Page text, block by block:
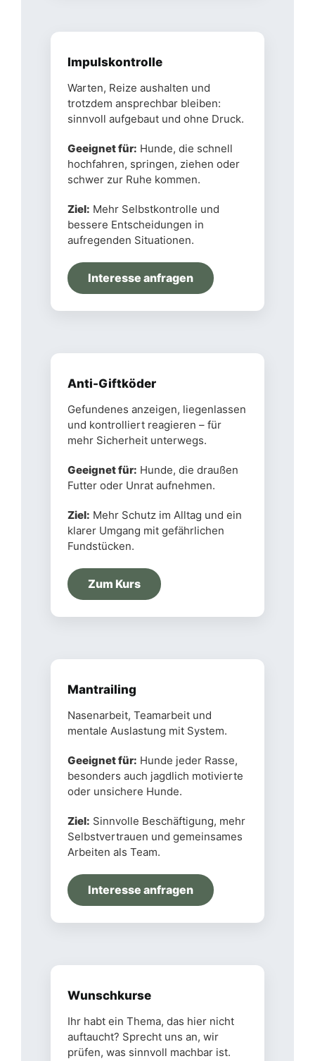
Impulskontrolle
Warten, Reize aushalten und
trotzdem ansprechbar bleiben:
sinnvoll aufgebaut und ohne Druck.
Geeignet für: Hunde, die schnell
hochfahren, springen, ziehen oder
schwer zur Ruhe kommen.
Ziel: Mehr Selbstkontrolle und
bessere Entscheidungen in
aufregenden Situationen.
Interesse anfragen
Anti-Giftköder
Gefundenes anzeigen, liegenlassen
und kontrolliert reagieren – für
mehr Sicherheit unterwegs.
Geeignet für: Hunde, die draußen
Futter oder Unrat aufnehmen.
Ziel: Mehr Schutz im Alltag und ein
klarer Umgang mit gefährlichen
Fundstücken.
Zum Kurs
Mantrailing
Nasenarbeit, Teamarbeit und
mentale Auslastung mit System.
Geeignet für: Hunde jeder Rasse,
besonders auch jagdlich motivierte
oder unsichere Hunde.
Ziel: Sinnvolle Beschäftigung, mehr
Selbstvertrauen und gemeinsames
Arbeiten als Team.
Interesse anfragen
Wunschkurse
Ihr habt ein Thema, das hier nicht
auftaucht? Sprecht uns an, wir
prüfen, was sinnvoll machbar ist.